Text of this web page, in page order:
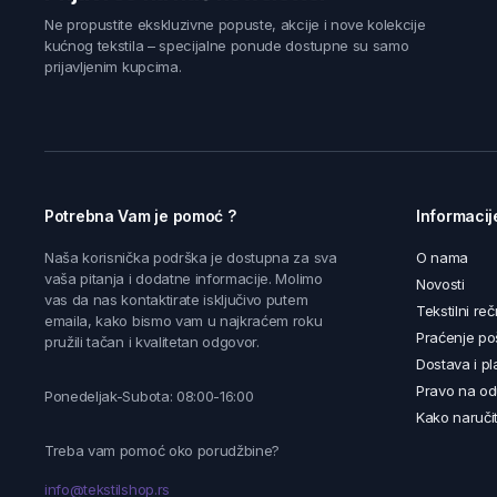
Ne propustite ekskluzivne popuste, akcije i nove kolekcije
kućnog tekstila – specijalne ponude dostupne su samo
prijavljenim kupcima.
Potrebna Vam je pomoć ?
Naša korisnička podrška je dostupna za sva
vaša pitanja i dodatne informacije. Molimo
vas da nas kontaktirate isključivo putem
emaila, kako bismo vam u najkraćem roku
pružili tačan i kvalitetan odgovor.
Ponedeljak-Subota: 08:00-16:00
Treba vam pomoć oko porudžbine?
info@tekstilshop.rs
O nama
Novosti
Tekstilni
Praćenje
Dostava i
Pravo na
Kako